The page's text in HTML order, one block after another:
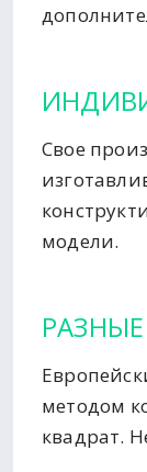
Свое
модели.
РАЗНЫЕ
методом
квадрат.